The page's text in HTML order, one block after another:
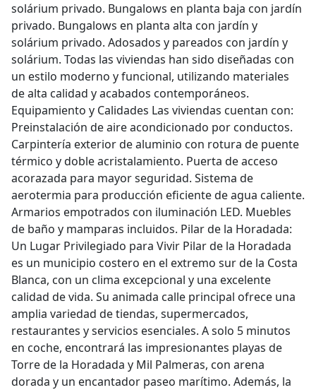
solárium privado. Bungalows en planta baja con jardín
privado. Bungalows en planta alta con jardín y
solárium privado. Adosados y pareados con jardín y
solárium. Todas las viviendas han sido diseñadas con
un estilo moderno y funcional, utilizando materiales
de alta calidad y acabados contemporáneos.
Equipamiento y Calidades Las viviendas cuentan con:
Preinstalación de aire acondicionado por conductos.
Carpintería exterior de aluminio con rotura de puente
térmico y doble acristalamiento. Puerta de acceso
acorazada para mayor seguridad. Sistema de
aerotermia para producción eficiente de agua caliente.
Armarios empotrados con iluminación LED. Muebles
de baño y mamparas incluidos. Pilar de la Horadada:
Un Lugar Privilegiado para Vivir Pilar de la Horadada
es un municipio costero en el extremo sur de la Costa
Blanca, con un clima excepcional y una excelente
calidad de vida. Su animada calle principal ofrece una
amplia variedad de tiendas, supermercados,
restaurantes y servicios esenciales. A solo 5 minutos
en coche, encontrará las impresionantes playas de
Torre de la Horadada y Mil Palmeras, con arena
dorada y un encantador paseo marítimo. Además, la